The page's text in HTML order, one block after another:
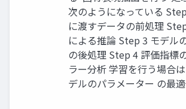
次のようになっている
に渡すデータの前処理
による推論 Step 3 モデル
の後処理 Step 4 評価指標
ラー分析 学習を行う場合
デルのパラメーター の最